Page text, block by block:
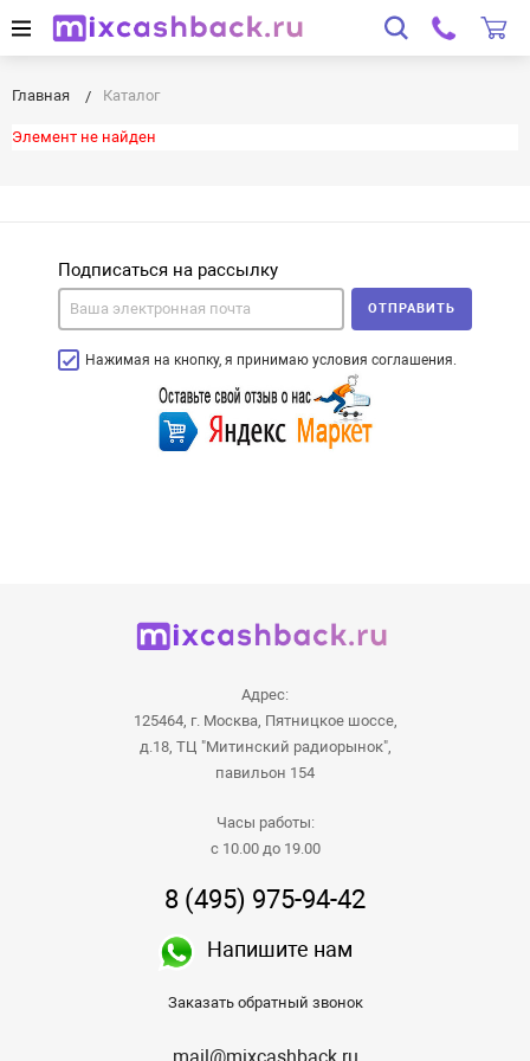
Главная Каталог
Элемент не найден
Подписаться на рассылку
Нажимая на кнопку, я принимаю условия соглашения.
ОТПРАВИТЬ
Адрес:
125464, г. Москва, Пятницкое шоссе,
д.18, ТЦ "Митинский радиорынок",
павильон 154
Часы работы:
с 10.00 до 19.00
8 (495) 975-94-42
Напишите нам
Заказать обратный звонок